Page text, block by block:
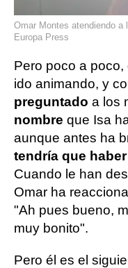
Omar Montes atendiendo a
Europa Press
Pero poco a poco,
ido animando, y
preguntado a los
nombre que Isa
aunque antes ha
tendría que
Cuando le han
Omar ha
"Ah pues bueno,
muy bonito".
Pero él es el